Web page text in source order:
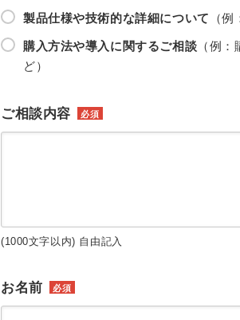
製品仕様や技術的な詳細について （
購入方法や導入に関するご相談 （例
ど）
ご相談内容 必須
(1000文字以内) 自由記入
お名前 必須